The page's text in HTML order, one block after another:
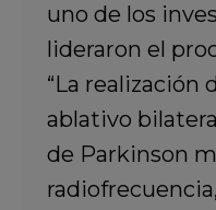
uno de los
lideraron el
“La
ablativo
de Parkinson